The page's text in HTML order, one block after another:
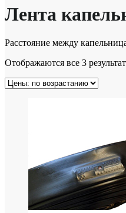
Лента
Расстояние между
Отображаются все 3